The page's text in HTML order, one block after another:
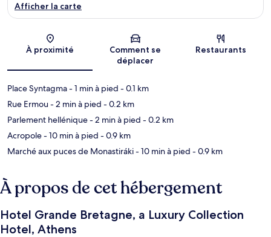
Afficher la carte
À proximité
Comment se
déplacer
Restaurants
Place Syntagma- 1 min à pied - 0.1 km
Rue Ermou- 2 min à pied - 0.2 km
Parlement hellénique- 2 min à pied - 0.2 km
Acropole- 10 min à pied - 0.9 km
Marché aux puces de Monastiráki- 10 min à pied - 0.9 km
À propos de cet hébergement
Hotel Grande Bretagne, a Luxury Collection
Hotel, Athens